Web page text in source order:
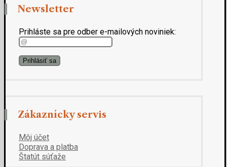
Newsletter
Prihláste sa pre odber e-mailových noviniek:
Zákaznícky servis
Môj účet
Doprava a platba
Štatút súťaže